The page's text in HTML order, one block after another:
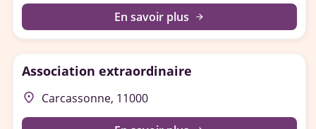
En savoir plus arrow_forward
Association extraordinaire
place Carcassonne, 11000